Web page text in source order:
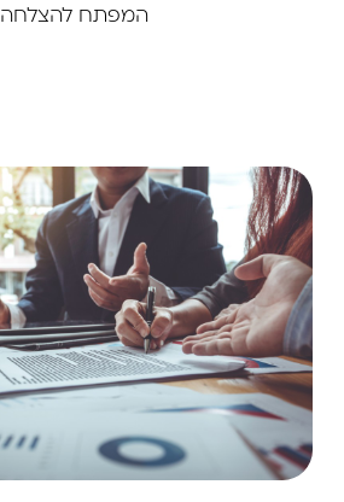
המפתח להצלחה